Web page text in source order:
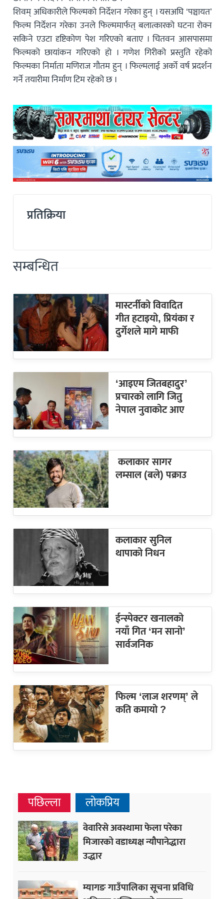
शिवम् अधिकारीले फिल्मको निर्देशन गरेका हुन् । यसअघि ‘पञ्चायत’
फिल्म निर्देशन गरेका उनले फिल्ममार्फत् बलात्कारको घटना रोक्न
सकिने एउटा दृष्टिकोण पेश गरिएको बताए । चितवन आसपासमा
फिल्मको छायांकन गरिएको हो । गणेश गिरीको प्रस्तुति रहेको
फिल्मका निर्माता मणिराज गौतम हुन् । फिल्मलाई अर्को वर्ष प्रदर्शन
गर्ने तयारीमा निर्माण टिम रहेको छ ।
प्रतिक्रिया
सम्बन्धित
मास्टर्नीको विवादित
गीत हटाइयो, प्रियंका र
दुर्गेशले मागे माफी
‘आइएम जितबहादुर’
प्रचारको लागि जितु
नेपाल नुवाकोट आए
कलाकार सागर
लम्साल (बले) पक्राउ
कलाकार सुनिल
थापाको निधन
ईन्स्पेक्टर खनालको
नयाँ गित ‘मन सानो’
सार्वजनिक
फिल्म ‘लाज शरणम्’ ले
कति कमायो ?
पछिल्ला लोकप्रिय
वेवारिसे अवस्थामा फेला परेका
मिजारको वडाध्यक्ष न्यौपानेद्धारा
उद्धार
म्यागङ गाउँपालिका सूचना प्रविधि